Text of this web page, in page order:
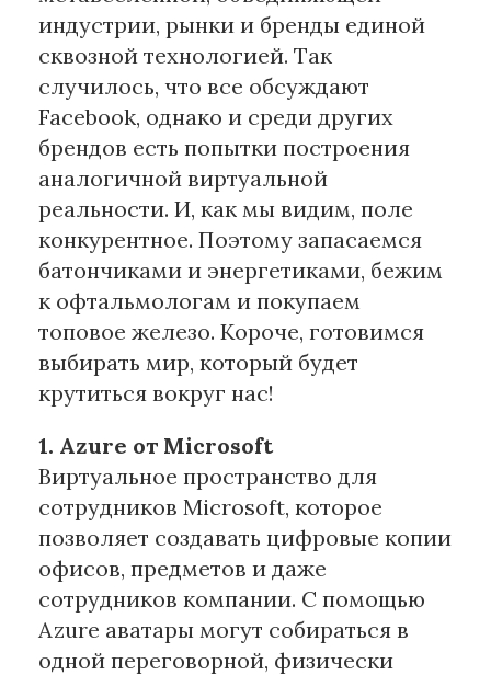
индустрии, рынки и бренды единой
сквозной технологией. Так
случилось, что все обсуждают
Facebook, однако и среди других
брендов есть попытки построения
аналогичной виртуальной
реальности. И, как мы видим, поле
конкурентное. Поэтому запасаемся
батончиками и энергетиками, бежим
к офтальмологам и покупаем
топовое железо. Короче, готовимся
выбирать мир, который будет
крутиться вокруг нас!
1. Azure от Microsoft
Виртуальное пространство для
сотрудников Microsoft, которое
позволяет создавать цифровые копии
офисов, предметов и даже
сотрудников компании. С помощью
Azure аватары могут собираться в
одной переговорной, физически